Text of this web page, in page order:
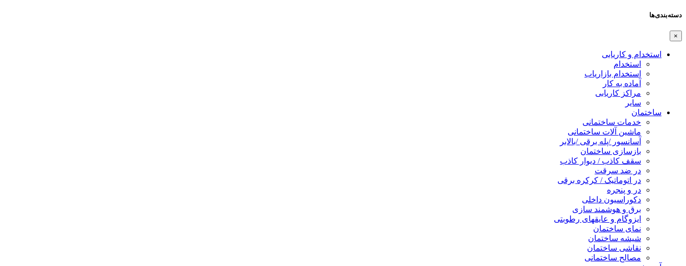
دسته‌بندی‌ها
×
استخدام و کاریابی
استخدام
استخدام بازاریاب
آماده به کار
مراکز کاریابی
سایر
ساختمان
خدمات ساختمانی
ماشین آلات ساختمانی
آسانسور /پله برقی /بالابر
بازسازی ساختمان
سقف کاذب / دیوار کاذب
در ضد سرقت
در اتوماتیک / کرکره برقی
در و پنجره
دکوراسیون داخلی
برق و هوشمند سازی
ایزوگام و عایقهای رطوبتی
نمای ساختمان
شیشه ساختمان
نقاشی ساختمان
مصالح ساختمانی